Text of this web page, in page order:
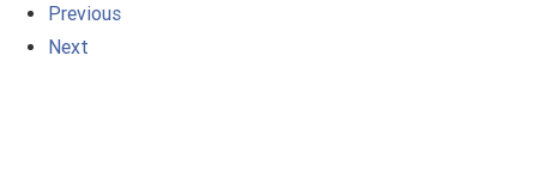
Previous
Next